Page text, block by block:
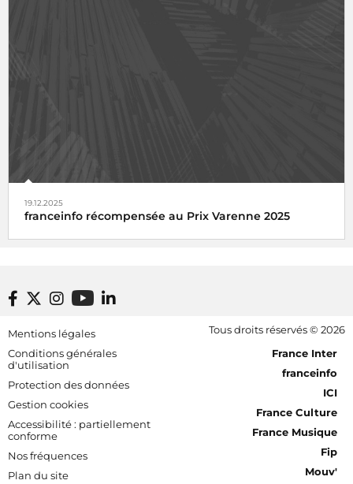
19.12.2025
franceinfo récompensée au Prix Varenne 2025
Footer bottom
Mentions légales
Conditions générales
d'utilisation
Protection des données
Gestion cookies
Accessibilité : partiellement
conforme
Nos fréquences
Plan du site
Tous droits réservés © 2026
[RDF] Pied de page - Mobile
France Inter
franceinfo
ICI
France Culture
France Musique
Fip
Mouv'